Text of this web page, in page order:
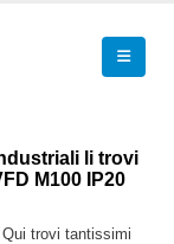
li trovi
M100 IP20
trovi tantissimi